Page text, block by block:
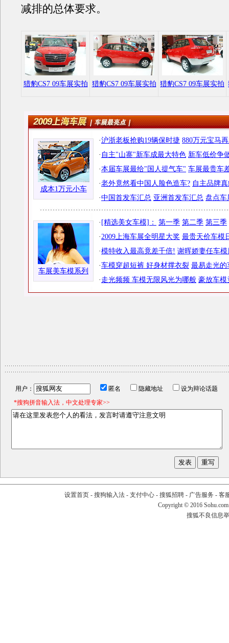
减排的总体要求。
猎豹CS7 09车展实拍 猎豹CS7 09车展实拍 猎豹CS7 09车展实拍
成本1万元小车
·沪浙老板抢购19辆保时捷 880万元宝马
· 自主"山寨"新车成最大特色 新车低价争
·本届车展最给"国人提气车" 车展最贵车
·老外竟然看中国人脸色造车? 自主品牌
·中国首发车汇总 亚洲首发车汇总 盘点车
车展美车模系列
· [精选美女车模]： 第一季 第二季 第三季
·2009上海车展全明星大奖 最贵天价车模
·模特收入最高竟差千倍! 谢晖娇妻任车
·车模穿超短裤 好身材撑衣裂 最易走光的
· 走光频频 车模无限风光为哪般 豪放车模
用户： 匿名 隐藏地址
设为辩论话题
*搜狗拼音输入法，中文处理专家>>
设置首页- 搜狗输入法- 支付中心- 搜狐招聘- 广告服务 - 客
Copyright © 2016
搜狐不良信息